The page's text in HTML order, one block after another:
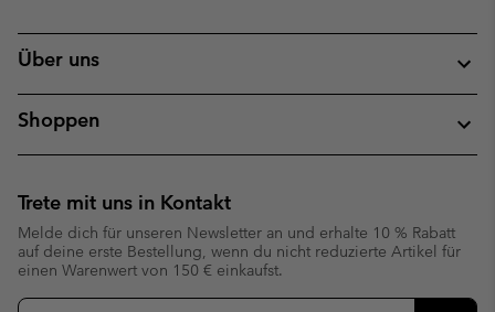
Über uns
Shoppen
Trete mit uns in Kontakt
Melde dich für unseren Newsletter an und erhalte 10 % Rabatt
auf deine erste Bestellung, wenn du nicht reduzierte Artikel für
einen Warenwert von 150 € einkaufst.